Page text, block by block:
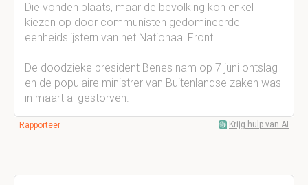
Die vonden plaats, maar de bevolking kon enkel
kiezen op door communisten gedomineerde
eenheidslijstern van het Nationaal Front.
De doodzieke president Benes nam op 7 juni ontslag
en de populaire ministrer van Buitenlandse zaken was
in maart al gestorven.
Rapporteer Krijg hulp van AI